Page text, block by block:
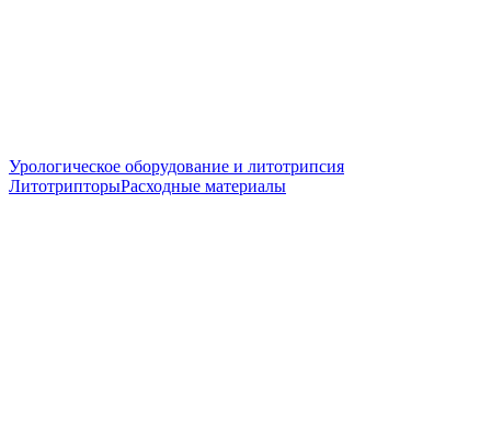
Урологическое оборудование и литотрипсия
ЛитотрипторыРасходные материалы